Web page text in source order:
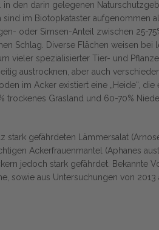
den darin gelegenen
im Biotopkataster aufgenommen
oder Simsen-Anteil zwischen 25-
Schlag. Diverse Flächen weisen bei
vieler spezialisierter Tier- und
austrocknen, aber auch
im Acker existiert eine „Heide“, die
trockenes Grasland und 60-70%
stark gefährdeten Lämmersalat
Ackerfrauenmantel (Aphanes
jedoch stark gefährdet. Bekannte
sowie aus Untersuchungen von 2013